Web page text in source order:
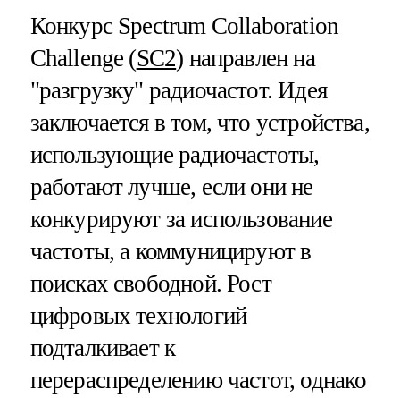
Конкурс Spectrum Collaboration
Challenge (SC2) направлен на
"разгрузку" радиочастот. Идея
заключается в том, что устройства,
использующие радиочастоты,
работают лучше, если они не
конкурируют за использование
частоты, а коммуницируют в
поисках свободной. Рост
цифровых технологий
подталкивает к
перераспределению частот, однако